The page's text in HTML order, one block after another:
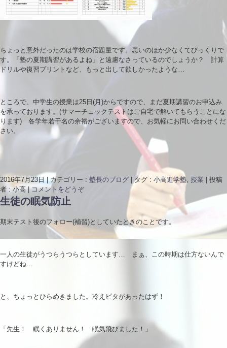
ちょっと意外だったのは学校の宿題量です。思いのほか少なくてびっくりで
す。「塾の夏期講習があるよね」と遠慮なさっているのでしょうか？ 計算
ドリルや復習プリントなど、もっと出して欲しかったような…
ところで、中学生の授業は25日(月)からですので、まだ夏期講習のお申込み
を承っております。(サマーチェックテストはご自宅で解いてもらうことにな
ります) 各学年若干名の余裕がございますので、お気軽にお問い合わせくだ
さい。
2016年7月23日 |カテゴリー : 塾長のブログ タグ : 小高進学塾 授業
投稿
者 : 小高|コメントをどうぞ
生徒の眠気防止
期末テスト後のフォロー(補習)としていたときのことです。
一人の生徒がうつらうつらとしています… まぁ、この時期は仕方ないんで
すけどね…
と、ちょっとひらめきました。冷えピタがあったはず！
「先生！ 眠くありません！ 眠気飛びました！」